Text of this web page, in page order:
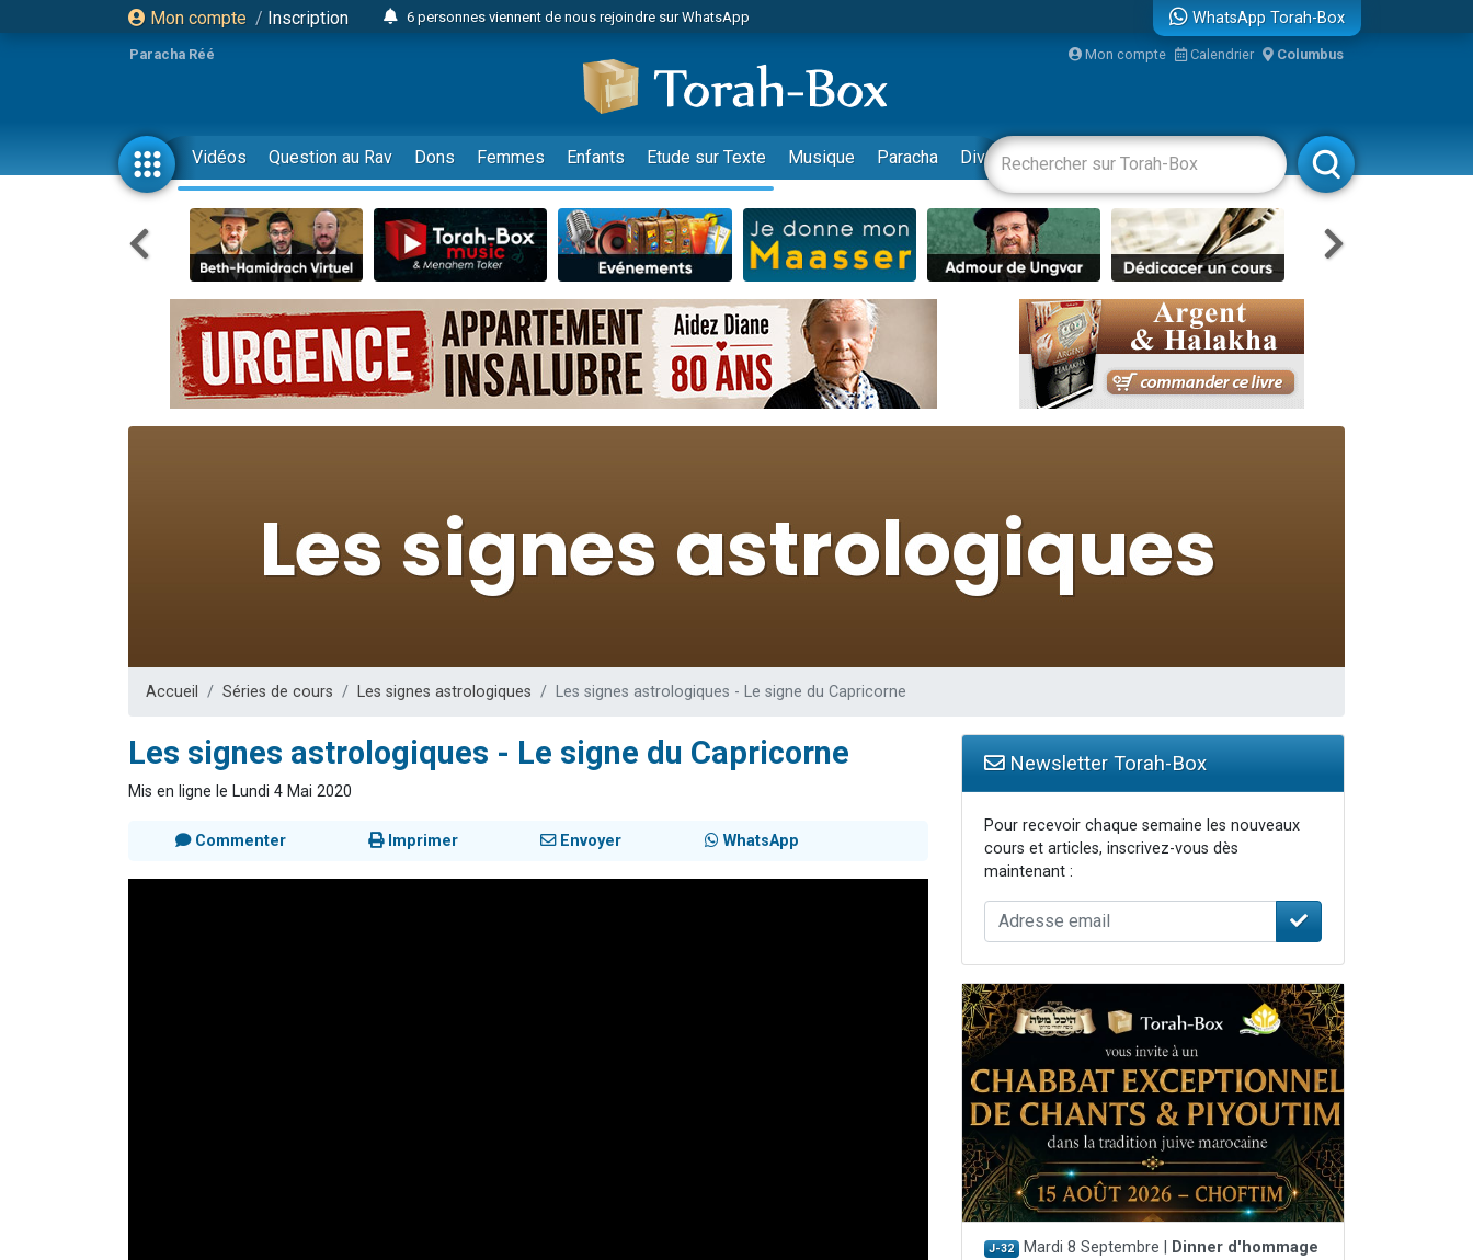
Mon compte / Inscription
6 personnes viennent de nous rejoindre sur WhatsApp
2 personnes viennent de faire un don pour 1 Journée de Vacances Pour les Enfants
17 personnes viennent de demander une bénédiction
4 personnes viennent de nous rejoindre sur WhatsApp
Il reste 49 places pour étudier en groupe sur Zoom
23 personnes viennent de faire un don pour Diane, 80 ans, dans un appartement insalubre
Eva vient de donner son Maasser
4 personnes viennent de nous rejoindre sur WhatsApp
3 personnes viennent de nous rejoindre sur WhatsApp
3 personnes viennent de faire un don pour 5 jours de vacances aux Orphelins
Odaya vient de donner son Maasser
13 personnes viennent de demander une bénédiction
12 nouvelles musiques dans Torah-Box Music
3 personnes viennent de nous rejoindre sur WhatsApp
WhatsApp Torah-Box
Paracha Réé Mon compte Calendrier Columbus
Vidéos Question au Rav Dons Femmes Enfants Etude sur Texte Musique Paracha Divertissements Livres Rabbanim
Accueil Séries de cours Les signes astrologiques Les signes astrologiques - Le signe du Capricorne
Les signes astrologiques - Le signe du Capricorne
Mis en ligne le Lundi 4 Mai 2020
Commenter Imprimer Envoyer WhatsApp
Newsletter Torah-Box
Pour recevoir chaque semaine les nouveaux
cours et articles, inscrivez-vous dès
maintenant :
J-32 Mardi 8 Septembre |
Dinner d'hommage